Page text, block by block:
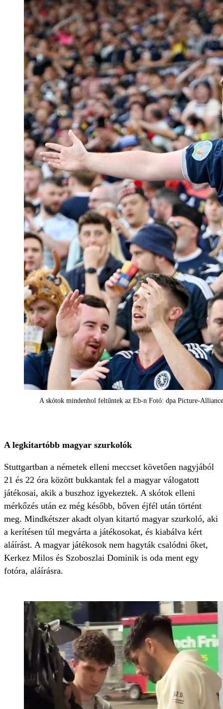
A skótok mindenhol feltűntek az Eb-n Fotó: dpa Picture-
A legkitartóbb magyar szurkolók
Stuttgartban a németek elleni meccset követően nagyjából
21 és 22 óra között bukkantak fel a magyar válogatott
játékosai, akik a buszhoz igyekeztek. A skótok elleni
mérkőzés után ez még később, bőven éjfél után történt
meg. Mindkétszer akadt olyan kitartó magyar szurkoló, aki
a kerítésen túl megvárta a játékosokat, és kiabálva kért
aláírást. A magyar játékosok nem hagyták csalódni őket,
Kerkez Milos és Szoboszlai Dominik is oda ment egy
fotóra, aláírásra.